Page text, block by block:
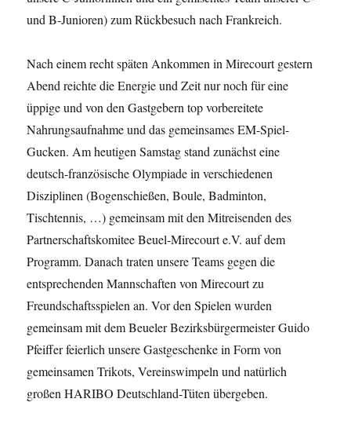
und B-Junioren) zum Rückbesuch nach Frankreich.
Nach einem recht späten Ankommen in Mirecourt gestern
Abend reichte die Energie und Zeit nur noch für eine
üppige und von den Gastgebern top vorbereitete
Nahrungsaufnahme und das gemeinsames EM-Spiel-
Gucken. Am heutigen Samstag stand zunächst eine
deutsch-französische Olympiade in verschiedenen
Disziplinen (Bogenschießen, Boule, Badminton,
Tischtennis, …) gemeinsam mit den Mitreisenden des
Partnerschaftskomitee Beuel-Mirecourt e.V. auf dem
Programm. Danach traten unsere Teams gegen die
entsprechenden Mannschaften von Mirecourt zu
Freundschaftsspielen an. Vor den Spielen wurden
gemeinsam mit dem Beueler Bezirksbürgermeister Guido
Pfeiffer feierlich unsere Gastgeschenke in Form von
gemeinsamen Trikots, Vereinswimpeln und natürlich
großen HARIBO Deutschland-Tüten übergeben.